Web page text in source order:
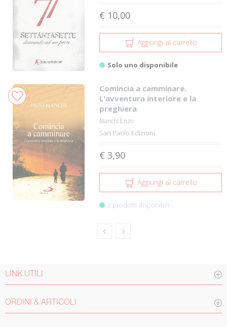
€ 10,00
Aggiungi al carrello
Solo uno disponibile
Comincia a camminare.
L'avventura interiore e la
preghiera
Bianchi Enzo
San Paolo Edizioni
€ 3,90
Aggiungi al carrello
2 prodotti disponibili
LINK UTILI
ORDINI & ARTICOLI